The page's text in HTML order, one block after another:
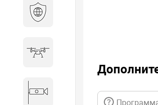
Видеонаблюдение